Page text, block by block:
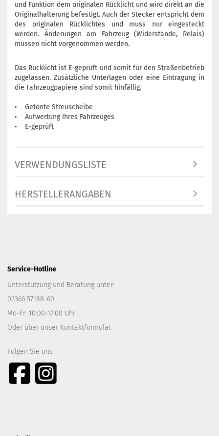
und Funktion dem originalen Rücklicht und wird direkt an die
Originalhalterung befestigt. Auch der Stecker entspricht dem
des originalen Rücklichtes und muss nur eingesteckt
werden. Änderungen am Fahrzeug (Widerstände, Relais)
müssen nicht vorgenommen werden.
Das Rücklicht ist E-geprüft und somit für den Straßenbetrieb
zugelassen. Zusätzliche Unterlagen oder eine Eintragung in
die Fahrzeugpapiere sind somit hinfällig.
• Getönte Streuscheibe
• Aufwertung Ihres Fahrzeuges
• E-geprüft
VERWENDUNGSLISTE
HERSTELLERANGABEN
Service-Hotline
Unterstützung und Beratung unter:
02366 57188-60
Mo-Fr: 10:00-17:00 Uhr
Oder über unser Kontaktformular.
Folgen Sie uns